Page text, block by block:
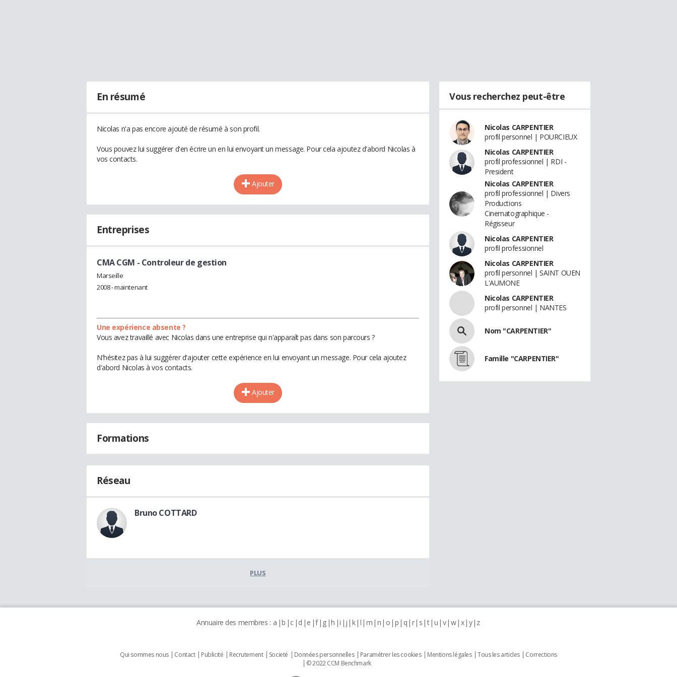
En résumé
Nicolas n'a pas encore ajouté de résumé à son profil.
Vous pouvez lui suggérer d'en écrire un en lui envoyant un message. Pour cela ajoutez d'abord Nicolas à
vos contacts.
Ajouter
Entreprises
CMA CGM - Controleur de gestion
Marseille
2008 - maintenant
Une expérience absente ?
Vous avez travaillé avec Nicolas dans une entreprise qui n'apparaît pas dans son parcours ?
N'hésitez pas à lui suggérer d'ajouter cette expérience en lui envoyant un message. Pour cela ajoutez
d'abord Nicolas à vos contacts.
Ajouter
Formations
Réseau
Bruno COTTARD
PLUS
Vous recherchez peut-être
Nicolas CARPENTIER
profil personnel | POURCIEUX
Nicolas CARPENTIER
profil professionnel | RDI -
President
Nicolas CARPENTIER
profil professionnel | Divers
Productions
Cinematographique -
Régisseur
Nicolas CARPENTIER
profil professionnel
Nicolas CARPENTIER
profil personnel | SAINT OUEN
L'AUMONE
Nicolas CARPENTIER
profil personnel | NANTES
Nom "CARPENTIER"
Famille "CARPENTIER"
Annuaire des membres : a b c d e f g h i j k l m n o p q r s t u v w x y z
Qui sommes nous Contact Publicité Recrutement Societé Données personnelles Paramétrer les cookies Mentions légales Tous les articles
Corrections
© 2022 CCM Benchmark